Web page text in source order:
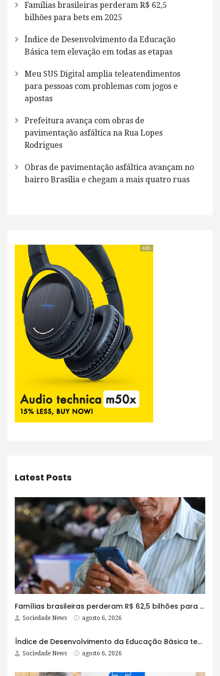
Famílias brasileiras perderam R$ 62,5
bilhões para bets em 2025
Índice de Desenvolvimento da Educação
Básica tem elevação em todas as etapas
Meu SUS Digital amplia teleatendimentos
para pessoas com problemas com jogos e
apostas
Prefeitura avança com obras de
pavimentação asfáltica na Rua Lopes
Rodrigues
Obras de pavimentação asfáltica avançam no
bairro Brasília e chegam a mais quatro ruas
ads
Latest Posts
Famílias brasileiras perderam R$ 62,5 bilhões para bets em 2025
Sociedade News agosto 6, 2026
Índice de Desenvolvimento da Educação Básica tem elevação em todas as etapas
Sociedade News agosto 6, 2026